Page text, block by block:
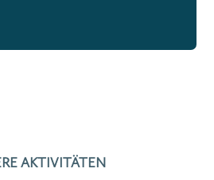
AKTIVITÄTEN